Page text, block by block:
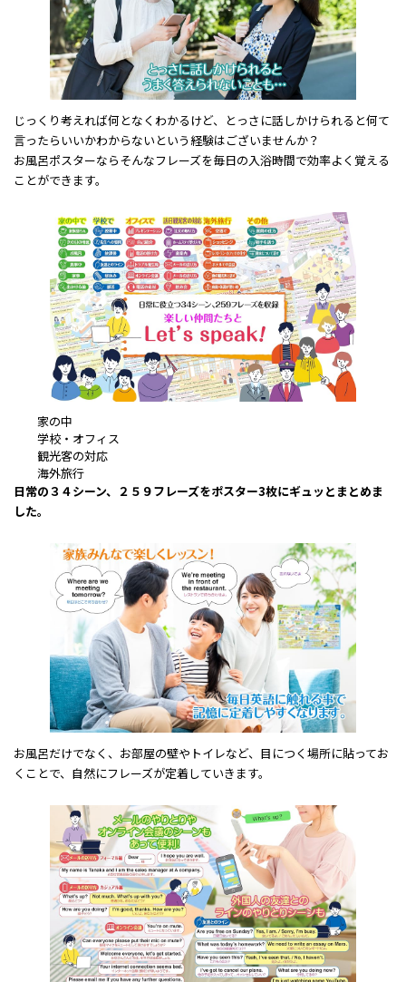
じっくり考えれば何となくわかるけど、とっさに話しかけられると何て
言ったらいいかわからないという経験はございませんか？
お風呂ポスターならそんなフレーズを毎日の入浴時間で効率よく覚える
ことができます。
家の中
学校・オフィス
観光客の対応
海外旅行
日常の３４シーン、２５９フレーズをポスター3枚にギュッとまとめま
した。
お風呂だけでなく、お部屋の壁やトイレなど、目につく場所に貼ってお
くことで、自然にフレーズが定着していきます。